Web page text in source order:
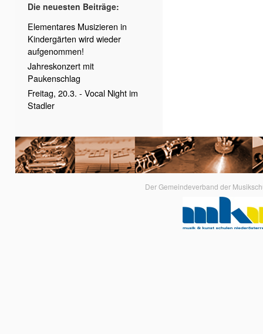
Die neuesten Beiträge:
Elementares Musizieren in
Kindergärten wird wieder
aufgenommen!
Jahreskonzert mit
Paukenschlag
Freitag, 20.3. - Vocal Night im
Stadler
Der Gemeindeverband der